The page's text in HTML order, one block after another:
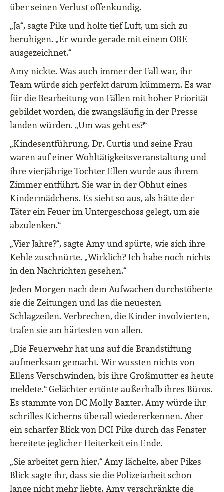
über seinen Verlust offenkundig.
„Ja“, sagte Pike und holte tief Luft, um sich zu
beruhigen. „Er wurde gerade mit einem OBE
ausgezeichnet.“
Amy nickte. Was auch immer der Fall war, ihr
Team würde sich perfekt darum kümmern. Es war
für die Bearbeitung von Fällen mit hoher Priorität
gebildet worden, die zwangsläufig in der Presse
landen würden. „Um was geht es?“
„Kindesentführung. Dr. Curtis und seine Frau
waren auf einer Wohltätigkeitsveranstaltung und
ihre vierjährige Tochter Ellen wurde aus ihrem
Zimmer entführt. Sie war in der Obhut eines
Kindermädchens. Es sieht so aus, als hätte der
Täter ein Feuer im Untergeschoss gelegt, um sie
abzulenken.“
„Vier Jahre?“, sagte Amy und spürte, wie sich ihre
Kehle zuschnürte. „Wirklich? Ich habe noch nichts
in den Nachrichten gesehen.“
Jeden Morgen nach dem Aufwachen durchstöberte
sie die Zeitungen und las die neuesten
Schlagzeilen. Verbrechen, die Kinder involvierten,
trafen sie am härtesten von allen.
„Die Feuerwehr hat uns auf die Brandstiftung
aufmerksam gemacht. Wir wussten nichts von
Ellens Verschwinden, bis ihre Großmutter es heute
meldete.“ Gelächter ertönte außerhalb ihres Büros.
Es stammte von DC Molly Baxter. Amy würde ihr
schrilles Kicherns überall wiedererkennen. Aber
ein scharfer Blick von DCI Pike durch das Fenster
bereitete jeglicher Heiterkeit ein Ende.
„Sie arbeitet gern hier.“ Amy lächelte, aber Pikes
Blick sagte ihr, dass sie die Polizeiarbeit schon
lange nicht mehr liebte. Amy verschränkte die